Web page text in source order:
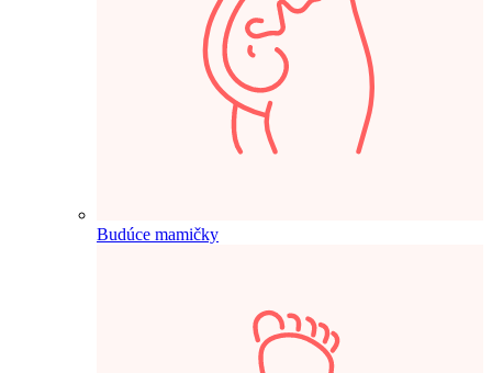
Budúce mamičky